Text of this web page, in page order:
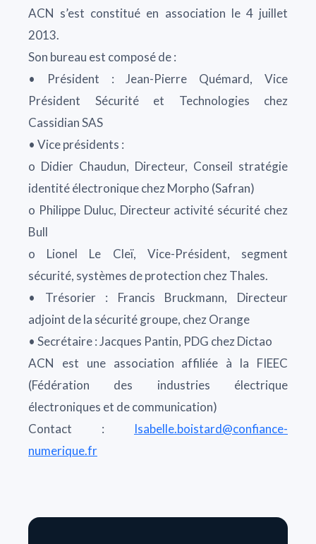
ACN s’est constitué en association le 4 juillet
2013.
Son bureau est composé de :
• Président : Jean-Pierre Quémard, Vice
Président Sécurité et Technologies chez
Cassidian SAS
• Vice présidents :
o Didier Chaudun, Directeur, Conseil stratégie
identité électronique chez Morpho (Safran)
o Philippe Duluc, Directeur activité sécurité chez
Bull
o Lionel Le Cleï, Vice-Président, segment
sécurité, systèmes de protection chez Thales.
• Trésorier : Francis Bruckmann, Directeur
adjoint de la sécurité groupe, chez Orange
• Secrétaire : Jacques Pantin, PDG chez Dictao
ACN est une association affiliée à la FIEEC
(Fédération des industries électrique
électroniques et de communication)
Contact : Isabelle.boistard@confiance-
numerique.fr